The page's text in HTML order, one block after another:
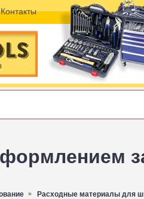
Контакты
Расходные материалы для